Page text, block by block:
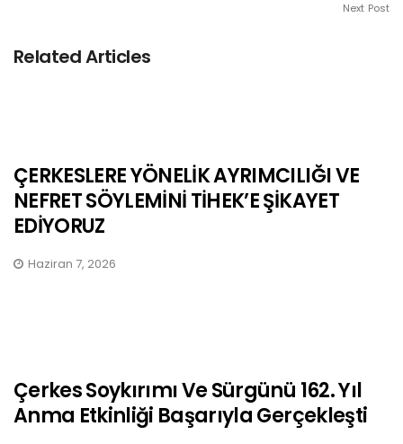
Next Post
Related Articles
ÇERKESLERE YÖNELİK AYRIMCILIĞI VE
NEFRET SÖYLEMİNİ TİHEK’E ŞİKAYET
EDİYORUZ
Haziran 7, 2026
Çerkes Soykırımı Ve Sürgünü 162. Yıl
Anma Etkinliği Başarıyla Gerçekleşti